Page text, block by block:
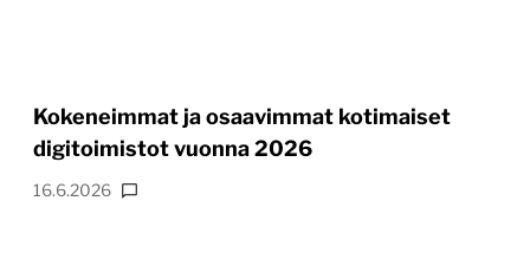
Kokeneimmat ja osaavimmat kotimaiset
digitoimistot vuonna 2026
16.6.2026